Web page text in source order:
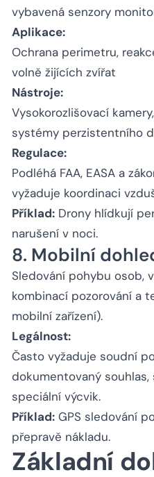
vybavená senzory
Aplikace:
Ochrana perimetru,
volně žijících zvířat
Nástroje:
Vysokorozlišovací
systémy perzistentního
Regulace:
Podléhá FAA, EASA a
vyžaduje koordinaci
Příklad: Drony hlídkují
narušení v noci.
8. Mobilní
Sledování pohybu osob,
kombinací pozorování a
mobilní zařízení).
Legálnost:
Často vyžaduje soudní
dokumentovaný
speciální výcvik.
Příklad: GPS sledování
přepravě nákladu.
Základní